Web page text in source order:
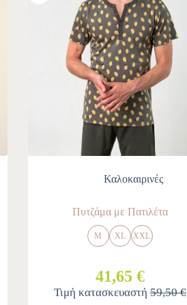
Καλοκαιρινές
Πυτζάμα με Πατιλέτα
M XL XXL
41,65 €
Τιμή κατασκευαστή59,50 €